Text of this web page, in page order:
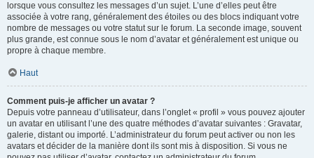
lorsque vous consultez les messages d’un sujet. L’une d’elles peut être
associée à votre rang, généralement des étoiles ou des blocs indiquant votre
nombre de messages ou votre statut sur le forum. La seconde image, souvent
plus grande, est connue sous le nom d’avatar et généralement est unique ou
propre à chaque membre.
Haut
Comment puis-je afficher un avatar ?
Depuis votre panneau d’utilisateur, dans l’onglet « profil » vous pouvez ajouter
un avatar en utilisant l’une des quatre méthodes d’avatar suivantes : Gravatar,
galerie, distant ou importé. L’administrateur du forum peut activer ou non les
avatars et décider de la manière dont ils sont mis à disposition. Si vous ne